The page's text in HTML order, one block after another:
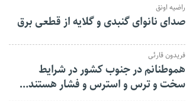
راضیه اونق
صدای نانوای گنبدی و گلایه از قطعی برق
فریدون قارئی
هموطنانم در جنوب کشور در شرایط
سخت و ترس و استرس و فشار هستند…